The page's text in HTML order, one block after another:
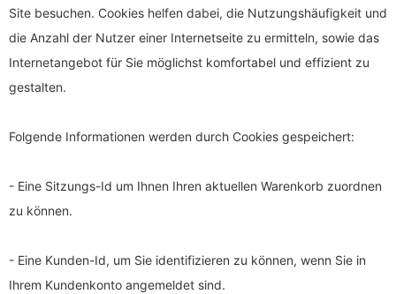
Site besuchen. Cookies helfen dabei, die Nutzungshäufigkeit und
die Anzahl der Nutzer einer Internetseite zu ermitteln, sowie das
Internetangebot für Sie möglichst komfortabel und effizient zu
gestalten.
Folgende Informationen werden durch Cookies gespeichert:
- Eine Sitzungs-Id um Ihnen Ihren aktuellen Warenkorb zuordnen
zu können.
- Eine Kunden-Id, um Sie identifizieren zu können, wenn Sie in
Ihrem Kundenkonto angemeldet sind.